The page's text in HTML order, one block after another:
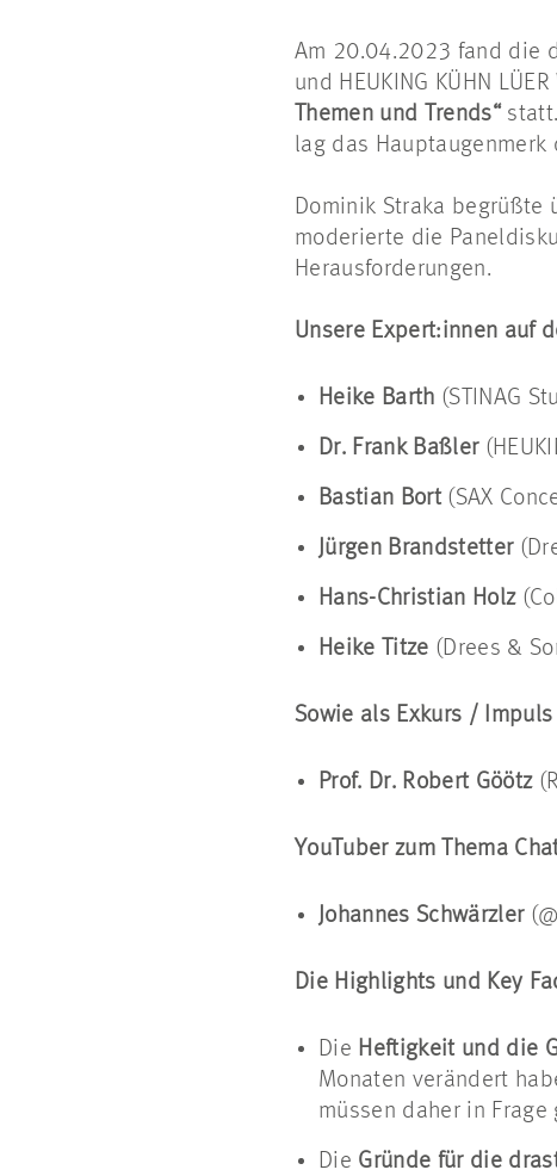
Am 20.04.2023 fand die
und HEUKING KÜHN
Themen und Trends“
lag das Hauptaugenmerk
Dominik Straka begrüßte
moderierte die
Herausforderungen.
Unsere Expert:innen auf
Heike Barth (STINAG
Dr. Frank Baßler
Bastian Bort(SAX
Jürgen Brandstetter
Hans-Christian Holz
Heike Titze (Drees &
Sowie als Exkurs / Impuls
Prof. Dr. Robert Göötz
YouTuber zum Thema
Johannes Schwärzler
Die Highlights und Key
Die Heftigkeit und die
Monaten verändert
müssen daher in
Die Gründe für die